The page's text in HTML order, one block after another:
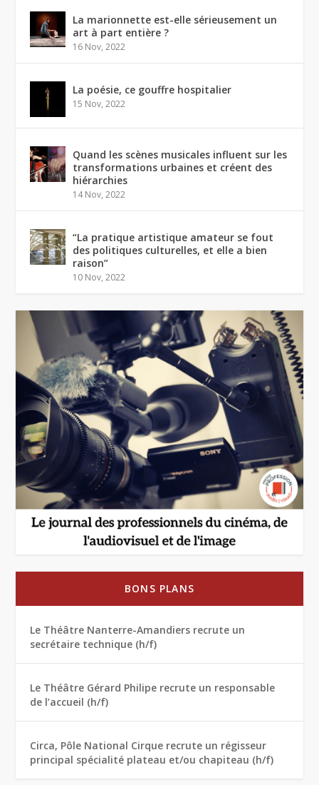
La marionnette est-elle sérieusement un
art à part entière ?
16 Nov, 2022
La poésie, ce gouffre hospitalier
15 Nov, 2022
Quand les scènes musicales influent sur les
transformations urbaines et créent des
hiérarchies
14 Nov, 2022
“La pratique artistique amateur se fout
des politiques culturelles, et elle a bien
raison”
10 Nov, 2022
BONS PLANS
Le Théâtre Nanterre-Amandiers recrute un
secrétaire technique (h/f)
Le Théâtre Gérard Philipe recrute un responsable
de l’accueil (h/f)
Circa, Pôle National Cirque recrute un régisseur
principal spécialité plateau et/ou chapiteau (h/f)